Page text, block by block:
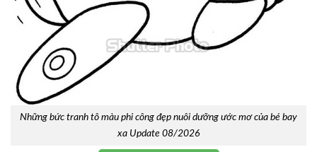
Những bức tranh tô màu phi công đẹp nuôi dưỡng ước mơ của bé bay
xa Update 08/2026